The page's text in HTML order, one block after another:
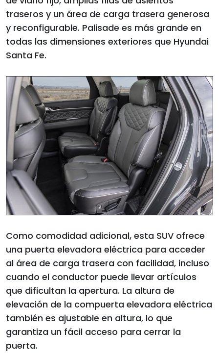
traseros y un área de carga trasera generosa
y reconfigurable. Palisade es más grande en
todas las dimensiones exteriores que Hyundai
Santa Fe.
Como comodidad adicional, esta SUV ofrece
una puerta elevadora eléctrica para acceder
al área de carga trasera con facilidad, incluso
cuando el conductor puede llevar artículos
que dificultan la apertura. La altura de
elevación de la compuerta elevadora eléctrica
también es ajustable en altura, lo que
garantiza un fácil acceso para cerrar la
puerta.